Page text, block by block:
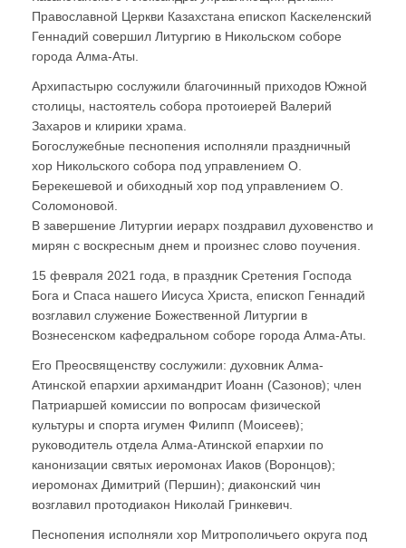
Православной Церкви Казахстана епископ Каскеленский
Геннадий совершил Литургию в Никольском соборе
города Алма-Аты.
Архипастырю сослужили благочинный приходов Южной
столицы, настоятель собора протоиерей Валерий
Захаров и клирики храма.
Богослужебные песнопения исполняли праздничный
хор Никольского собора под управлением О.
Берекешевой и обиходный хор под управлением О.
Соломоновой.
В завершение Литургии иерарх поздравил духовенство и
мирян с воскресным днем и произнес слово поучения.
15 февраля 2021 года, в праздник Сретения Господа
Бога и Спаса нашего Иисуса Христа, епископ Геннадий
возглавил служение Божественной Литургии в
Вознесенском кафедральном соборе города Алма-Аты.
Его Преосвященству сослужили: духовник Алма-
Атинской епархии архимандрит Иоанн (Сазонов); член
Патриаршей комиссии по вопросам физической
культуры и спорта игумен Филипп (Моисеев);
руководитель отдела Алма-Атинской епархии по
канонизации святых иеромонах Иаков (Воронцов);
иеромонах Димитрий (Першин); диаконский чин
возглавил протодиакон Николай Гринкевич.
Песнопения исполняли хор Митрополичьего округа под